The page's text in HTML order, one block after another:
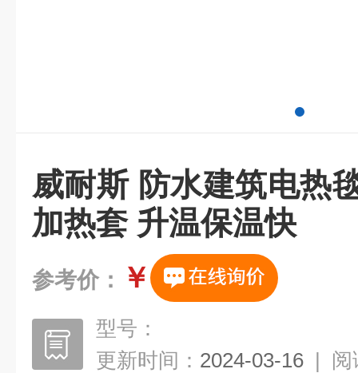
威耐斯 防水建筑电热
加热套 升温保温快
参考价： ￥
型号：
更新时间： 2024-03-16 | 阅